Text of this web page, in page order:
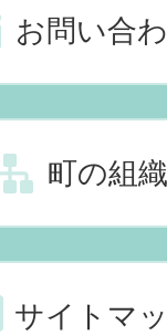
お問い合
町の組織
サイトマ